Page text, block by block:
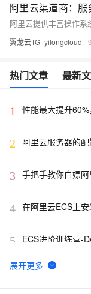
阿里云渠道商：服
翼龙云TG_yilongcloud
热门文章 最新
1
性能最大提升
2 阿里云服务器的
3 手把手教你白嫖
4 在阿里云ECS上
5 ECS进阶训练营-
6 报道称黑客利用